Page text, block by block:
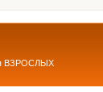
ВЗРОСЛЫХ